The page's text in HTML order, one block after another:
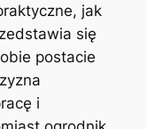
jak
się
postacie
i